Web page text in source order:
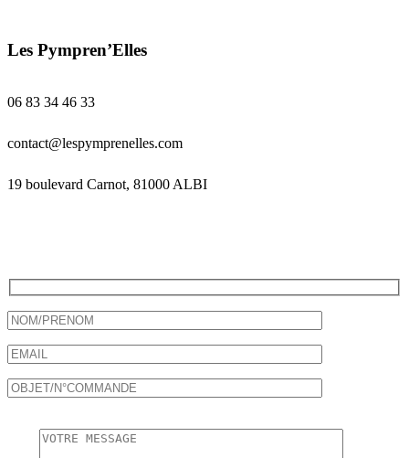
Les Pympren’Elles
06 83 34 46 33
contact@lespymprenelles.com
19 boulevard Carnot, 81000 ALBI